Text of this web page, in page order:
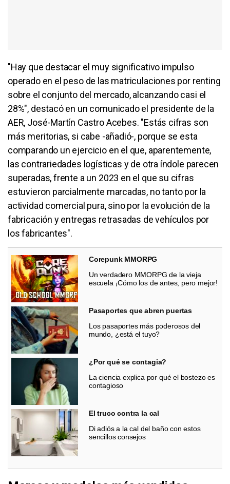
"Hay que destacar el muy significativo impulso
operado en el peso de las matriculaciones por renting
sobre el conjunto del mercado, alcanzando casi el
28%", destacó en un comunicado el presidente de la
AER, José-Martín Castro Acebes. "Estás cifras son
más meritorias, si cabe -añadió-, porque se esta
comparando un ejercicio en el que, aparentemente,
las contrariedades logísticas y de otra índole parecen
superadas, frente a un 2023 en el que su cifras
estuvieron parcialmente marcadas, no tanto por la
actividad comercial pura, sino por la evolución de la
fabricación y entregas retrasadas de vehículos por
los fabricantes".
Corepunk MMORPG
Un verdadero MMORPG de la vieja
escuela ¡Cómo los de antes, pero mejor!
Pasaportes que abren puertas
Los pasaportes más poderosos del
mundo, ¿está el tuyo?
¿Por qué se contagia?
La ciencia explica por qué el bostezo es
contagioso
El truco contra la cal
Di adiós a la cal del baño con estos
sencillos consejos